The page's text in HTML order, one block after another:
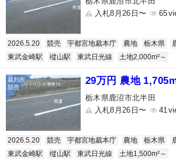
入札8月26日〜
65
2026.5.20 競売 宇都宮地裁本庁 農地 栃木県
東武金崎駅
樅山駅 東武日光線 土地2,000m²～
29万円 農地
栃木県鹿沼市北半田
入札8月26日〜
41
2026.5.20 競売 宇都宮地裁本庁 農地 栃木県
東武金崎駅
樅山駅 東武日光線 土地1,500m²～